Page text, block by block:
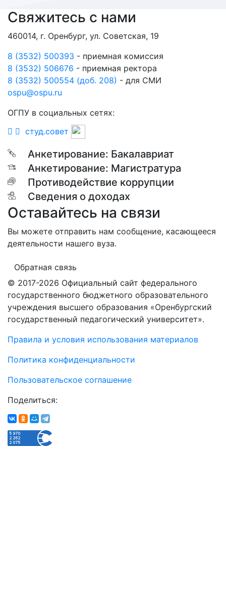
Свяжитесь с нами
460014, г. Оренбург, ул. Советская, 19
8 (3532) 500393 - приемная комиссия
8 (3532) 506676 - приемная ректора
8 (3532) 500554 (доб. 208) - для СМИ
ospu@ospu.ru
ОГПУ в социальных сетях:
студ.совет
Анкетирование: Бакалавриат
Анкетирование: Магистратура
Противодействие коррупции
Сведения о доходах
Оставайтесь на связи
Вы можете отправить нам сообщение, касающееся
деятельности нашего вуза.
Обратная связь
© 2017-2026 Официальный сайт федерального
государственного бюджетного образовательного
учреждения высшего образования «Оренбургский
государственный педагогический университет».
Правила и условия использования материалов
Политика конфиденциальности
Пользовательское соглашение
Поделиться: